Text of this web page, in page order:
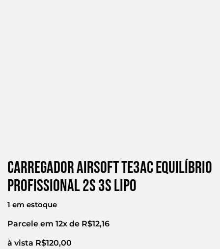
Carregador Airsoft Te3ac Equilíbrio
Profissional 2s 3s Lipo
1 em estoque
Parcele em 12x de R$12,16
à vista R$120,00